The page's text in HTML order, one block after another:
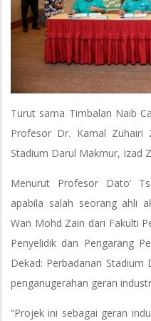
Turut sama Timbalan Naib
Profesor Dr. Kamal Zuhairi
Stadium Darul Makmur, Izad
Menurut Profesor Dato’
apabila salah seorang ahli
Wan Mohd Zain dari Fakulti
Penyelidik dan Pengarang
Dekad: Perbadanan Stadium
penganugerahan geran
“Projek ini sebagai geran